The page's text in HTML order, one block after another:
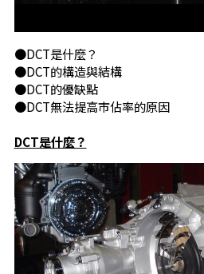
●DCT是什麼？
●DCT的構造與結構
●DCT的優缺點
●DCT無法提高市佔率的原因
DCT是什麼？